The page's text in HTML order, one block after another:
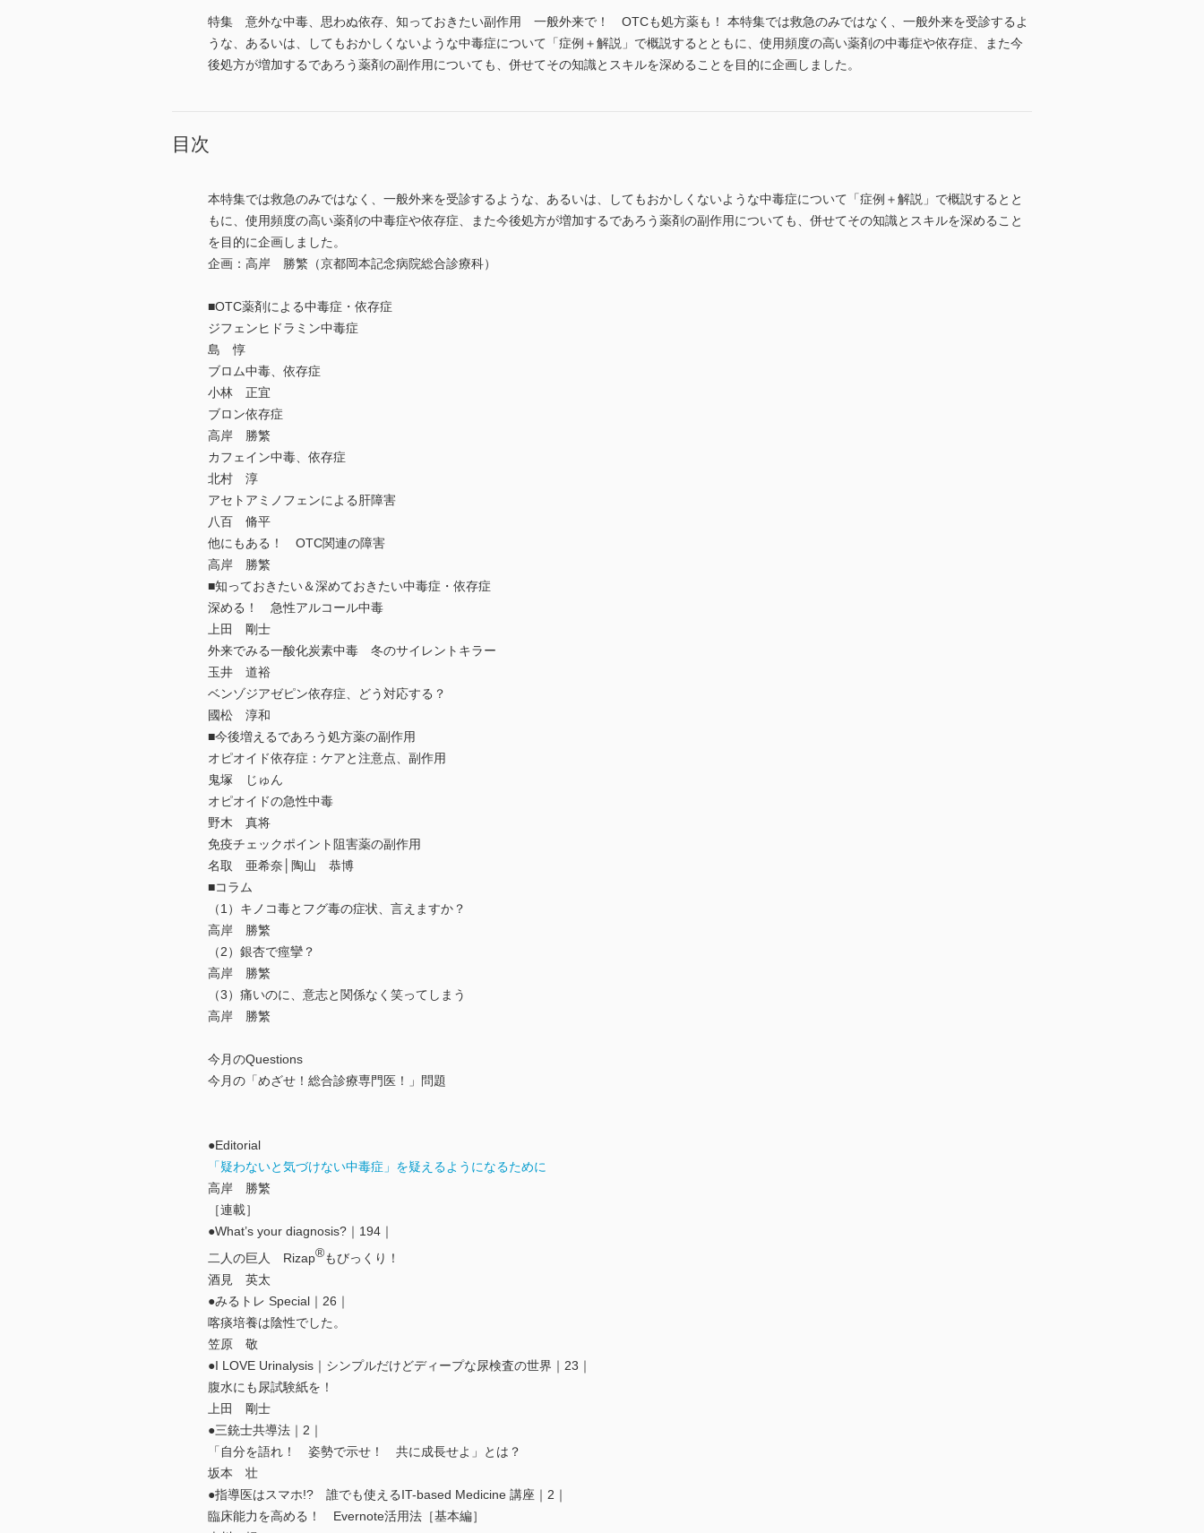
特集 意外な中毒、思わぬ依存、知っておきたい副作用 一般外来で！ OTCも処方薬も！ 本特集では救急のみではなく、一般外来を受診するよ
うな、あるいは、してもおかしくないような中毒症について「症例＋解説」で概説するとともに、使用頻度の高い薬剤の中毒症や依存症、また今
後処方が増加するであろう薬剤の副作用についても、併せてその知識とスキルを深めることを目的に企画しました。
目次
本特集では救急のみではなく、一般外来を受診するような、あるいは、してもおかしくないような中毒症について「症例＋解説」で概説するとと
もに、使用頻度の高い薬剤の中毒症や依存症、また今後処方が増加するであろう薬剤の副作用についても、併せてその知識とスキルを深めること
を目的に企画しました。
企画：高岸 勝繁（京都岡本記念病院総合診療科）
■OTC薬剤による中毒症・依存症
ジフェンヒドラミン中毒症
島 惇
ブロム中毒、依存症
小林 正宜
ブロン依存症
高岸 勝繁
カフェイン中毒、依存症
北村 淳
アセトアミノフェンによる肝障害
八百 脩平
他にもある！ OTC関連の障害
高岸 勝繁
■知っておきたい＆深めておきたい中毒症・依存症
深める！ 急性アルコール中毒
上田 剛士
外来でみる一酸化炭素中毒 冬のサイレントキラー
玉井 道裕
ベンゾジアゼピン依存症、どう対応する？
國松 淳和
■今後増えるであろう処方薬の副作用
オピオイド依存症：ケアと注意点、副作用
鬼塚 じゅん
オピオイドの急性中毒
野木 真将
免疫チェックポイント阻害薬の副作用
名取 亜希奈│陶山 恭博
■コラム
（1）キノコ毒とフグ毒の症状、言えますか？
高岸 勝繁
（2）銀杏で痙攣？
高岸 勝繁
（3）痛いのに、意志と関係なく笑ってしまう
高岸 勝繁
今月のQuestions
今月の「めざせ！総合診療専門医！」問題
●Editorial
「疑わないと気づけない中毒症」を疑えるようになるために
高岸 勝繁
［連載］
●What’s your diagnosis?｜194｜
二人の巨人 Rizap®もびっくり！
酒見 英太
●みるトレ Special｜26｜
喀痰培養は陰性でした。
笠原 敬
●I LOVE Urinalysis｜シンプルだけどディープな尿検査の世界｜23｜
腹水にも尿試験紙を！
上田 剛士
●三銃士共導法｜2｜
「自分を語れ！ 姿勢で示せ！ 共に成長せよ」とは？
坂本 壮
●指導医はスマホ!? 誰でも使えるIT-based Medicine 講座｜2｜
臨床能力を高める！ Evernote活用法［基本編］